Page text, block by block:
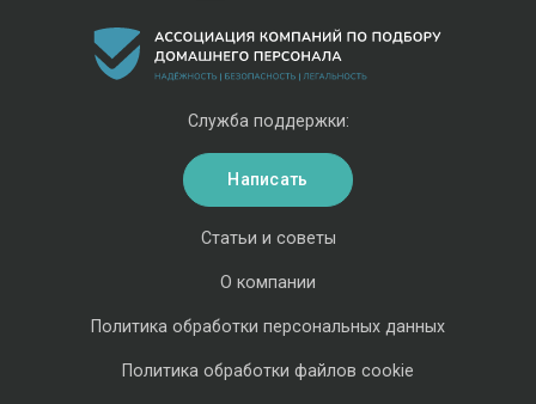
Статьи и советы
О компании
Политика обработки персональных данных
Политика обработки файлов cookie
Служба поддержки:
Написать